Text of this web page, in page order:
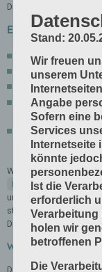
Druck.
Der Druck ist
Man kann 1-
Die
übertragen.
Die Daten
Wenn die Daten für
RIP
(= Raster Image
umgewandelt und
ständig von einem
Druck kann man die
Wichtig!
Die digitalen Dateien
Stand:
Wir freuen
unserem
Angabe
Sofern eine
Services
Internetseite
könnte
Ist die
erforderlich
Verarbeitung
holen wir
betroffenen
Die